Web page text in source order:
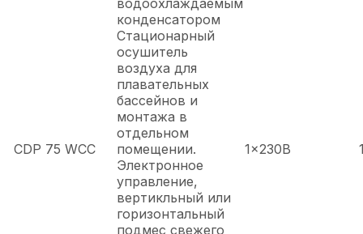
CDP 75 WCC
водоохлаждаемым
конденсатором
Стационарный
осушитель
воздуха для
плавательных
бассейнов и
монтажа в
отдельном
помещении.
Электронное
управление,
вертикльный или
горизонтальный
подмес свежего
1x230В